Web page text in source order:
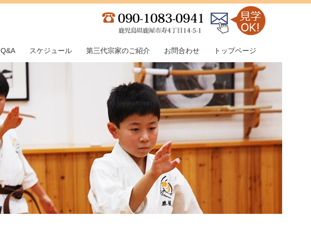
Q&A スケジュール 第三代宗家のご紹介 お問合わせ トップページ